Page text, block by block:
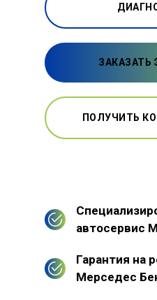
ЗАКАЗАТЬ
ПОЛУЧИТЬ
автосервис
Гарантия на
Мерседес